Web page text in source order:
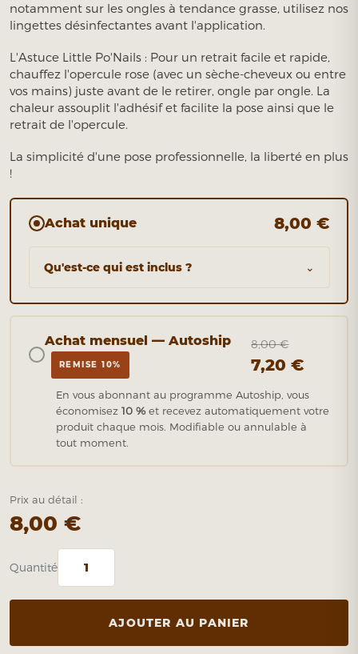
notamment sur les ongles à tendance grasse, utilisez nos
lingettes désinfectantes avant l'application.
L'Astuce Little Po'Nails : Pour un retrait facile et rapide,
chauffez l'opercule rose (avec un sèche-cheveux ou entre
vos mains) juste avant de le retirer, ongle par ongle. La
chaleur assouplit l'adhésif et facilite la pose ainsi que le
retrait de l'opercule.
La simplicité d'une pose professionnelle, la liberté en plus
!
Achat unique 8,00 €
Qu'est-ce qui est inclus ? ⌄
Achat mensuel — Autoship
REMISE 10%
8,00 €
7,20 €
En vous abonnant au programme Autoship, vous
économisez 10 %et recevez automatiquement votre
produit chaque mois. Modifiable ou annulable à
tout moment.
Prix au détail :
8,00 €
Quantité
AJOUTER AU PANIER